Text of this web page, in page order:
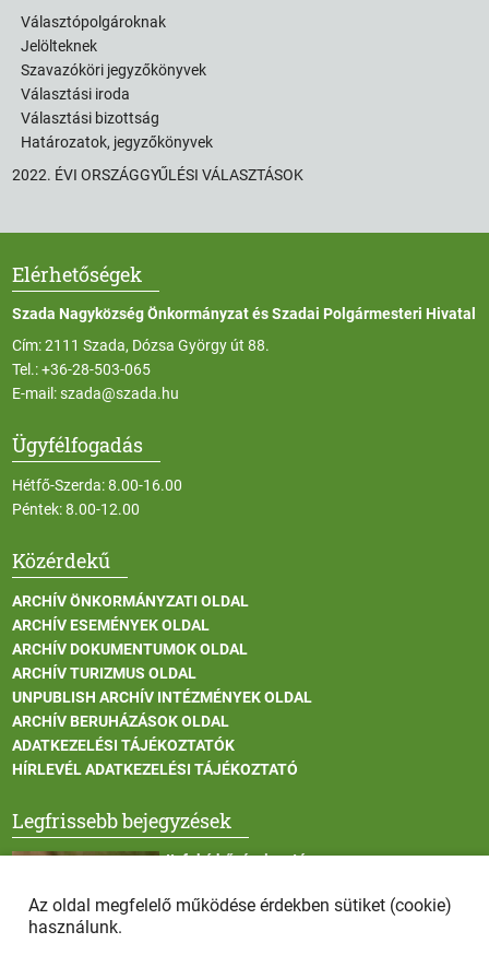
Választópolgároknak
Jelölteknek
Szavazóköri jegyzőkönyvek
Választási iroda
Választási bizottság
Határozatok, jegyzőkönyvek
2022. ÉVI ORSZÁGGYŰLÉSI VÁLASZTÁSOK
Elérhetőségek
Szada Nagyközség Önkormányzat és Szadai Polgármesteri Hivatal
Cím: 2111 Szada, Dózsa György út 88.
Tel.:+36-28-503-065
E-mail:szada@szada.hu
Ügyfélfogadás
Hétfő-Szerda: 8.00-16.00
Péntek: 8.00-12.00
Közérdekű
ARCHÍV ÖNKORMÁNYZATI OLDAL
ARCHÍV ESEMÉNYEK OLDAL
ARCHÍV DOKUMENTUMOK OLDAL
ARCHÍV TURIZMUS OLDAL
UNPUBLISH ARCHÍV INTÉZMÉNYEK OLDAL
ARCHÍV BERUHÁZÁSOK OLDAL
ADATKEZELÉSI TÁJÉKOZTATÓK
HÍRLEVÉL ADATKEZELÉSI TÁJÉKOZTATÓ
Legfrissebb bejegyzések
II. fokú hőségriasztás
Az oldal megfelelő működése érdekben sütiket (cookie)
használunk.